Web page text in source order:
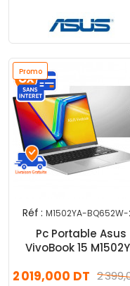
Promo
Réf : M1502YA-
Pc Portable Asus
VivoBook 15
Windows 11
2
2 019,000 DT